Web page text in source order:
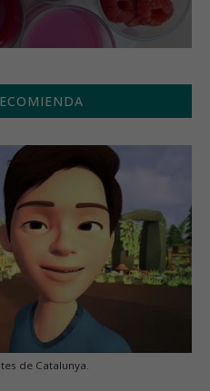
de Catalunya.